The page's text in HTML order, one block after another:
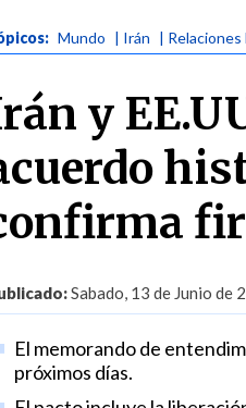
Mundo | Irán |
y
Sabado, 13 de Junio de
El memorando de
próximos días.